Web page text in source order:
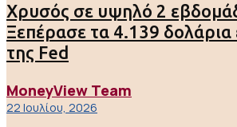
Χρυσός σε υψηλό 2
Ξεπέρασε τα 4.139 δολάρια
της Fed
MoneyView Team
22 Ιουλίου, 2026